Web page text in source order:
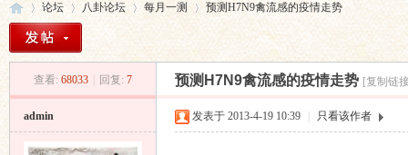
索
周易教
每日一
论坛
›
八卦论坛
›
每月一测
›
预测H7N9禽流感的疫情走势
查看: 68033 回复: 7 预测H7N9禽流感的疫情走势 [复制链
admin 发表于 2013-4-19 10:39 只看该作者